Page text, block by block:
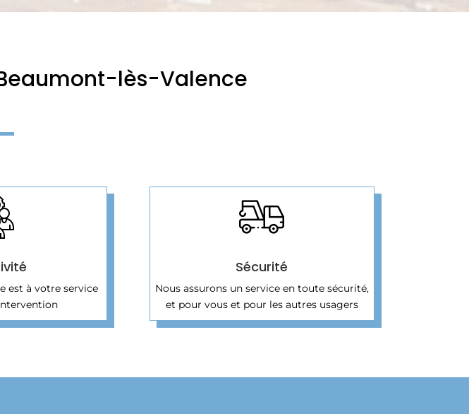
lès-Valence
est à votre service
Sécurité
Nous assurons un service en toute sécurité,
et pour vous et pour les autres usagers